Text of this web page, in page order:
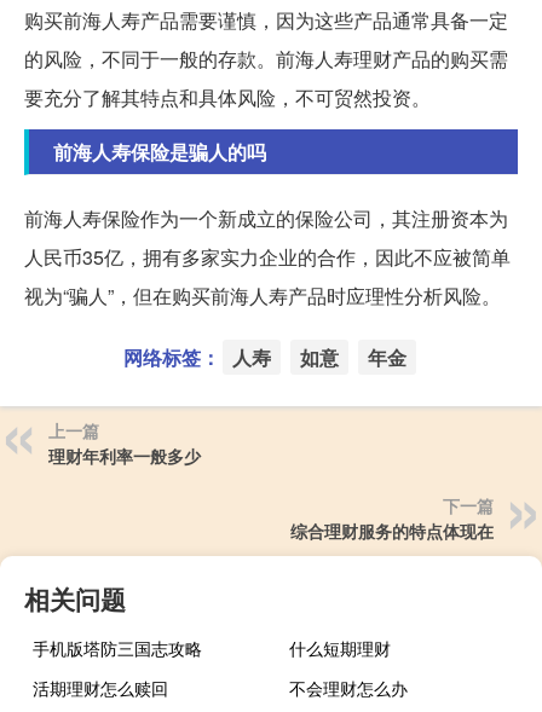
购买前海人寿产品需要谨慎，因为这些产品通常具备一定
的风险，不同于一般的存款。前海人寿理财产品的购买需
要充分了解其特点和具体风险，不可贸然投资。
前海人寿保险是骗人的吗
前海人寿保险作为一个新成立的保险公司，其注册资本为
人民币35亿，拥有多家实力企业的合作，因此不应被简单
视为“骗人”，但在购买前海人寿产品时应理性分析风险。
网络标签： 人寿 如意 年金
上一篇
理财年利率一般多少
下一篇
综合理财服务的特点体现在
相关问题
手机版塔防三国志攻略
什么短期理财
活期理财怎么赎回
不会理财怎么办